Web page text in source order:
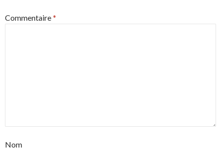
Commentaire*
Nom